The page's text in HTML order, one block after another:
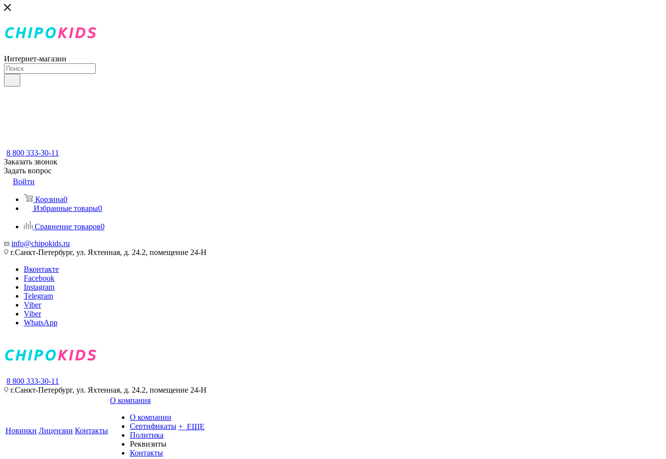
Интернет-магазин
8 800 333-30-11
Заказать звонок
Задать вопрос
Войти
Корзина0
Избранные товары0
Сравнение товаров0
info@chipokids.ru
г.Санкт-Петербург, ул. Яхтенная, д. 24.2, помещение 24-Н
Вконтакте
Facebook
Instagram
Telegram
Viber
Viber
WhatsApp
8 800 333-30-11
г.Санкт-Петербург, ул. Яхтенная, д. 24.2, помещение 24-Н
Новинки Лицензии Контакты
О компания
О компании
Сертификаты
Политика
Реквизиты
Контакты
+ ЕЩЕ